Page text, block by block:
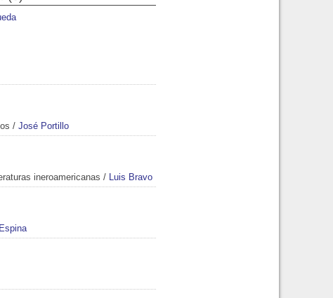
/ José Portillo
ineroamericanas / Luis Bravo